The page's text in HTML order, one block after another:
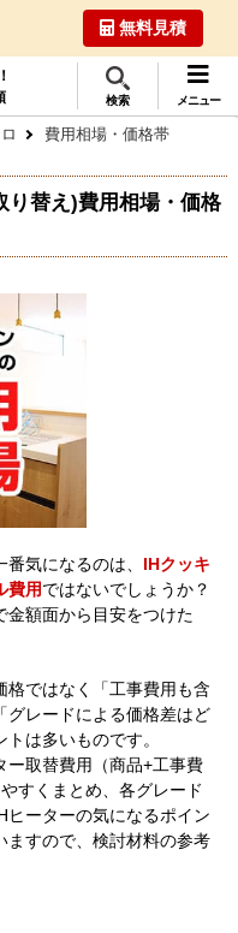
無料見積
検索 メニュー
費用相場・価格帯
り替え)費用相場・価格
気になるのは、 IHクッキ
費用ではないでしょうか？
金額面から目安をつけた
格ではなく「工事費用も含
グレードによる価格差はど
は多いものです。
ー取替費用（商品+工事費
すくまとめ、各グレード
ヒーターの気になるポイン
ますので、検討材料の参考